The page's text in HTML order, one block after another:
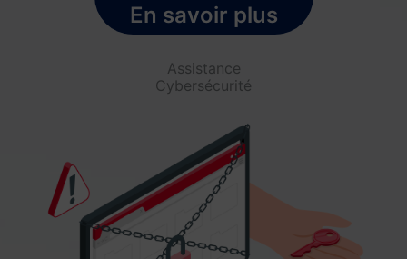
En savoir plus
Assistance
Cybersécurité